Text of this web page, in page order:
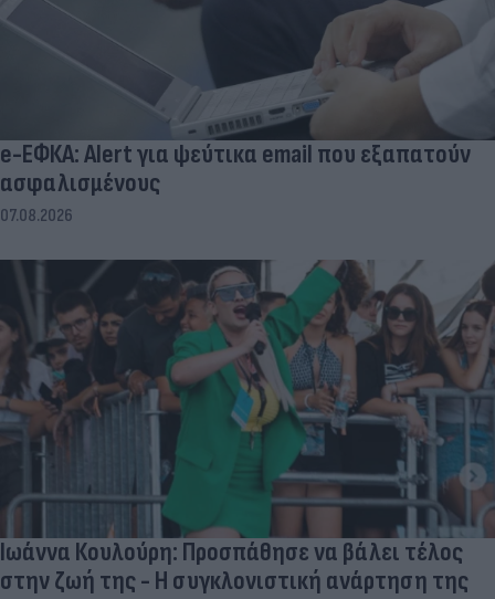
e-ΕΦΚΑ: Alert για ψεύτικα email που εξαπατούν
ασφαλισμένους
07.08.2026
Ιωάννα Κουλούρη: Προσπάθησε να βάλει τέλος
στην ζωή της - Η συγκλονιστική ανάρτηση της